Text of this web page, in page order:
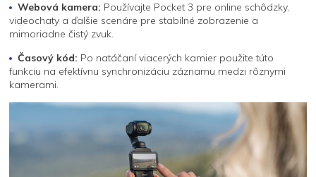
Webová kamera: Používajte Pocket 3 pre online schôdzky,
videochaty a ďalšie scenáre pre stabilné zobrazenie a
mimoriadne čistý zvuk.
Časový kód: Po natáčaní viacerých kamier použite túto
funkciu na efektívnu synchronizáciu záznamu medzi rôznymi
kamerami.